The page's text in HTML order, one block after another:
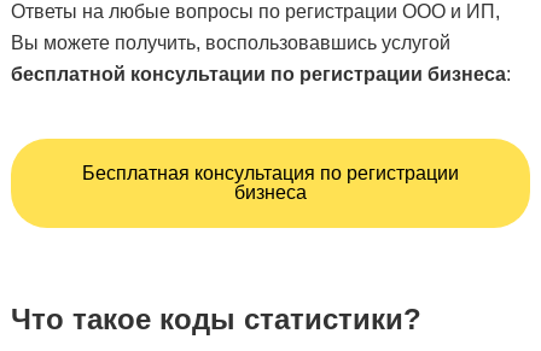
Ответы на любые вопросы по регистрации ООО и ИП,
Вы можете получить, воспользовавшись услугой
бесплатной консультации по регистрации бизнеса:
Бесплатная консультация по регистрации
бизнеса
Что такое коды статистики?